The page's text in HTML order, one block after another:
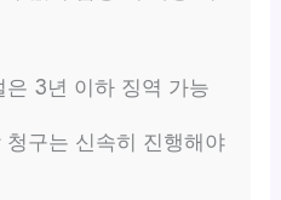
은 3년 이하 징역 가능
청구는 신속히 진행해야